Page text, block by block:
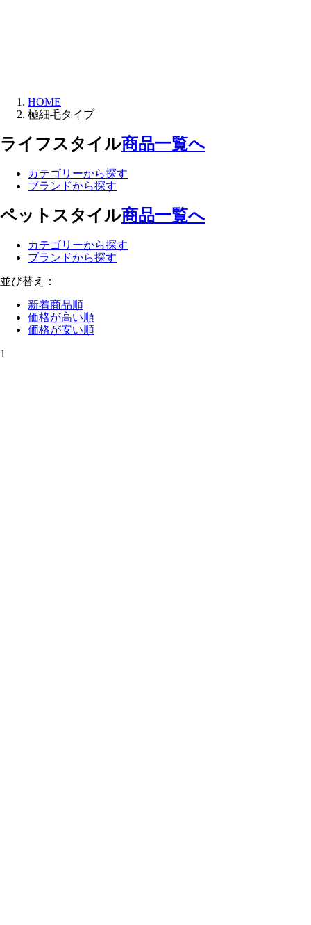
HOME
極細毛タイプ
ライフスタイル商品一覧へ
カテゴリーから探す
ブランドから探す
ペットスタイル商品一覧へ
カテゴリーから探す
ブランドから探す
並び替え：
新着商品順
価格が高い順
価格が安い順
1